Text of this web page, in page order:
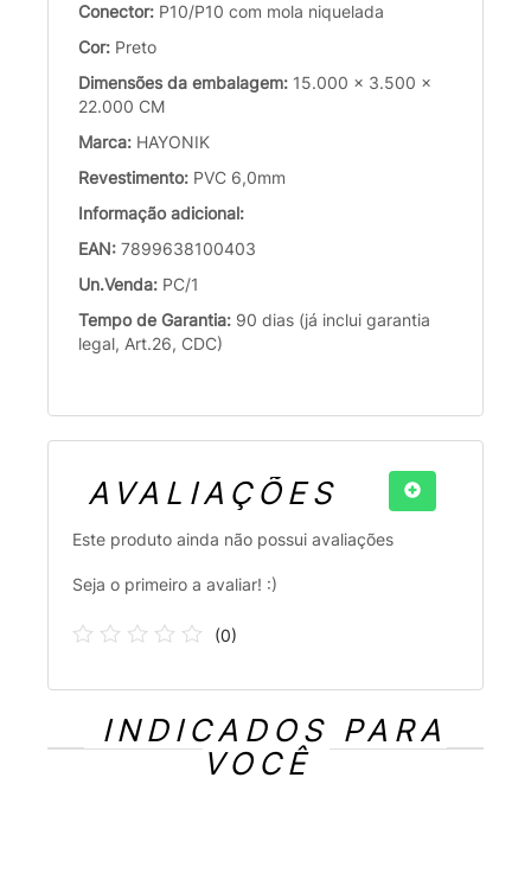
Conector: P10/P10 com mola niquelada
Cor: Preto
Dimensões da embalagem: 15.000 x 3.500 x
22.000 CM
Marca: HAYONIK
Revestimento: PVC 6,0mm
Informação adicional:
EAN: 7899638100403
Un.Venda: PC/1
Tempo de Garantia: 90 dias (já inclui garantia
legal, Art.26, CDC)
AVALIAÇÕES
Este produto ainda não possui avaliações
Seja o primeiro a avaliar! :)
(0)
INDICADOS PARA
VOCÊ